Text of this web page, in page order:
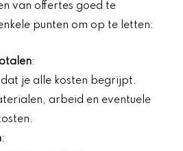
van offertes goed te
punten om op te letten:
:
je alle kosten begrijpt.
arbeid en eventuele
: